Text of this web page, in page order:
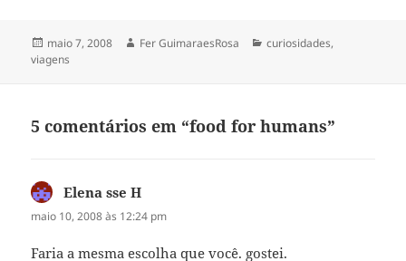
Publicado
em
maio 7, 2008 Autor
Fer GuimaraesRosa Categorias
curiosidades,
viagens
5 comentários em “food for humans”
Elena sse H
maio 10, 2008 às 12:24 pm
Faria a mesma escolha que você. gostei.